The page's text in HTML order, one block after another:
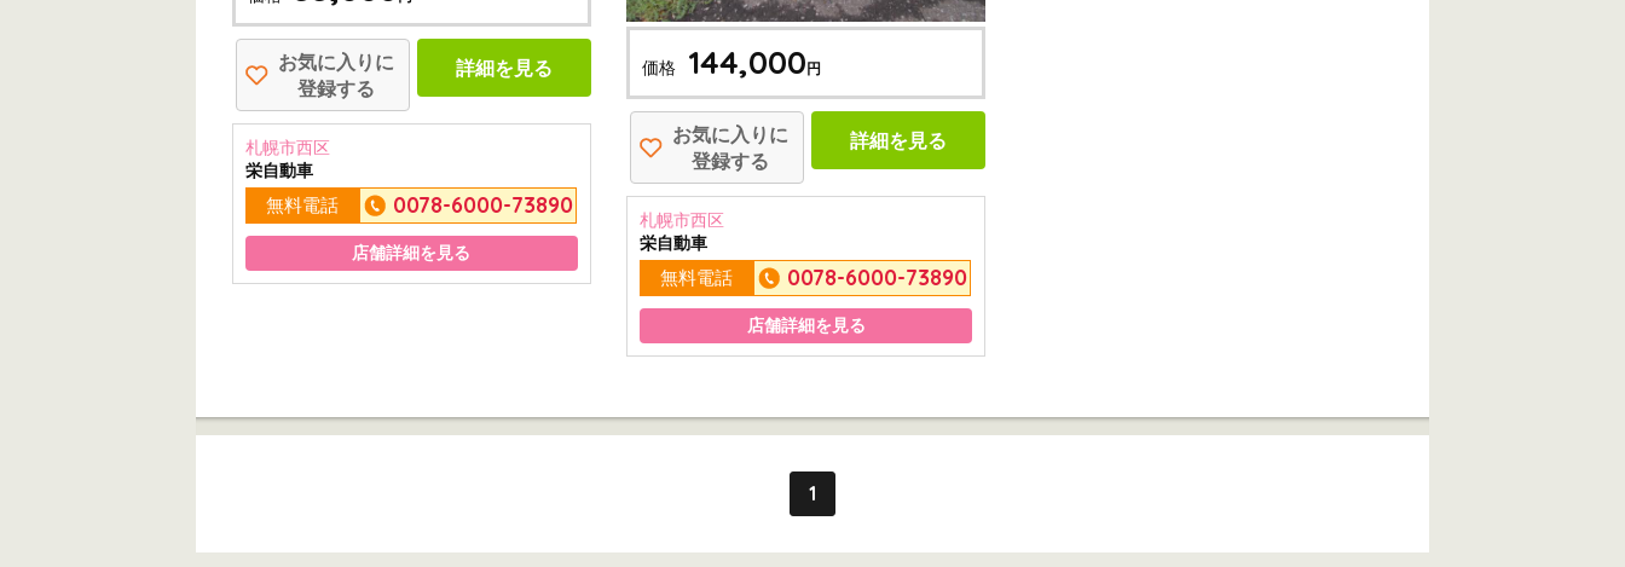
お気に入りに
登録する
詳細を見る
札幌市西区
栄自動車
無料電話 0078-6000-73890
店舗詳細を見る
価格 144,000円
お気に入りに
登録する
詳細を見る
札幌市西区
栄自動車
無料電話 0078-6000-73890
店舗詳細を見る
1